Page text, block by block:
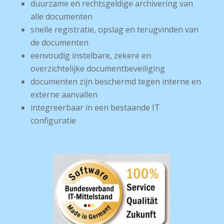
duurzame en rechtsgeldige archivering van
alle documenten
snelle registratie, opslag en terugvinden van
de documenten
eenvoudig instelbare, zekere en
overzichtelijke documentbeveiliging
documenten zijn beschermd tegen interne en
externe aanvallen
integreerbaar in een bestaande IT
configuratie